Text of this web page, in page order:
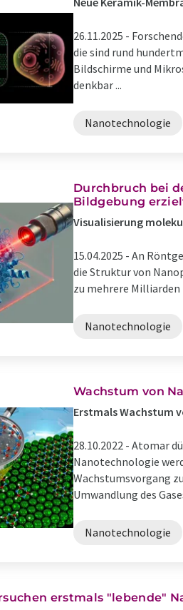
26.11.2025 -
die sind rund
Bildschirme und
denkbar ...
Nanotechnologie
Durchbruch bei
Bildgebung
Visualisierung
15.04.2025 - An
die Struktur von
zu mehrere Milliarden
Nanotechnologie
Wachstum von
Erstmals Wachstum
28.10.2022 - Atomar
Nanotechnologie
Wachstumsvorgang
Umwandlung des
Nanotechnologie
erstmals "lebende"